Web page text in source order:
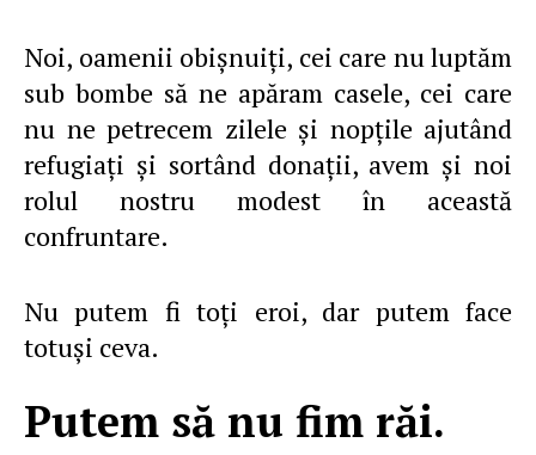
Noi, oamenii obişnuiţi, cei care nu luptăm
sub bombe să ne apăram casele, cei care
nu ne petrecem zilele şi nopţile ajutând
refugiaţi şi sortând donaţii, avem şi noi
rolul nostru modest în această
confruntare.
Nu putem fi toţi eroi, dar putem face
totuşi ceva.
Putem să nu fim răi.